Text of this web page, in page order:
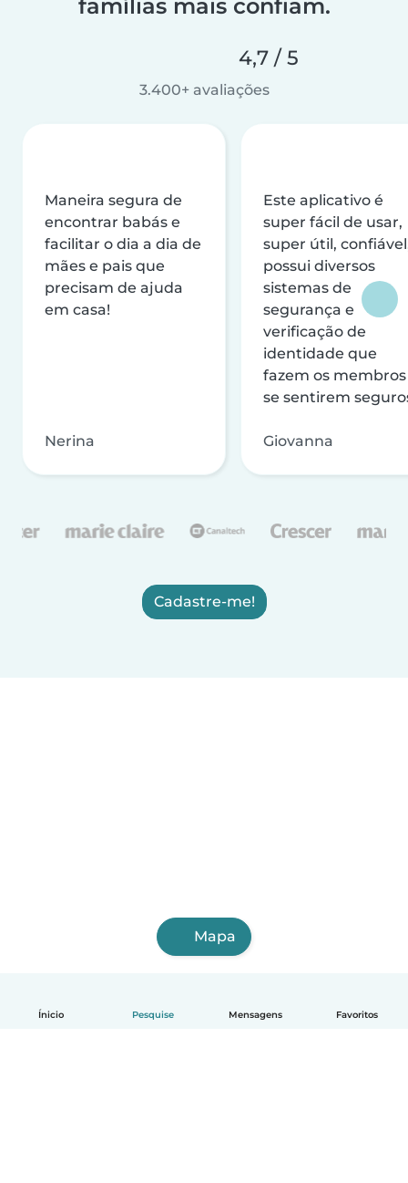
Ínicio Pesquise Mensagens Favoritos
famílias mais confiam.
4,7 / 5
3.400+ avaliações
Maneira segura de
encontrar babás e
facilitar o dia a dia de
mães e pais que
precisam de ajuda
em casa!
Nerina
Este aplicativo é
super fácil de usar,
super útil,
possui diversos
sistemas de
segurança e
verificação de
identidade que
fazem os membros
se sentirem
Giovanna
Cadastre-me!
Mapa